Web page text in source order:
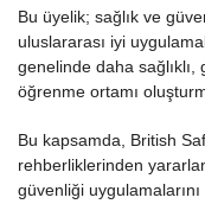
Bu üyelik; sağlık ve
uluslararası iyi
genelinde daha
öğrenme ortamı
Bu kapsamda, British
rehberliklerinden
güvenliği